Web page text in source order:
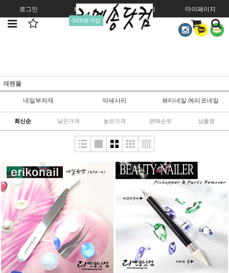
로그인 회원가입
1000원 적립
주문조회 마이페이지
재팬몰
네일부자재 악세사리 뷰티네일.에리코네일
최신순 낮은가격 높은가격 판매순위 상품명